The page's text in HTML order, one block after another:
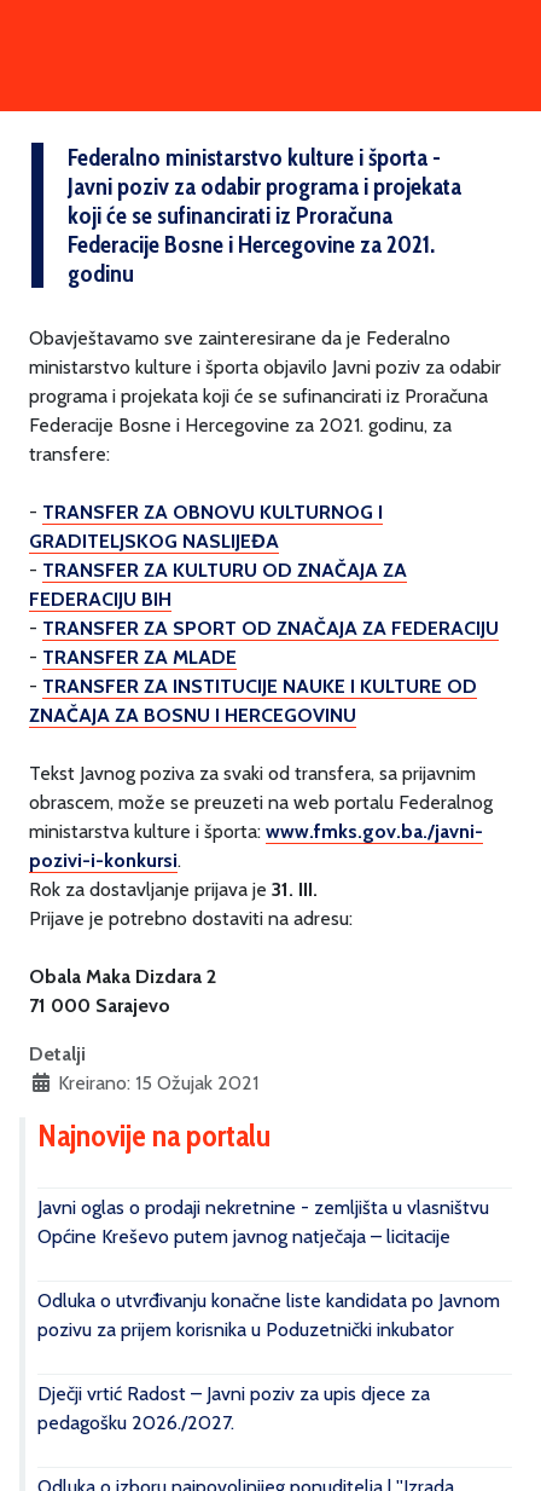
Federalno ministarstvo kulture i športa -
Javni poziv za odabir programa i projekata
koji će se sufinancirati iz Proračuna
Federacije Bosne i Hercegovine za 2021.
godinu
Obavještavamo sve zainteresirane da je Federalno
ministarstvo kulture i športa objavilo Javni poziv za odabir
programa i projekata koji će se sufinancirati iz Proračuna
Federacije Bosne i Hercegovine za 2021. godinu, za
transfere:
- TRANSFER ZA OBNOVU KULTURNOG I
GRADITELJSKOG NASLIJEĐA
- TRANSFER ZA KULTURU OD ZNAČAJA ZA
FEDERACIJU BIH
- TRANSFER ZA SPORT OD ZNAČAJA ZA FEDERACIJU
- TRANSFER ZA MLADE
- TRANSFER ZA INSTITUCIJE NAUKE I KULTURE OD
ZNAČAJA ZA BOSNU I HERCEGOVINU
Tekst Javnog poziva za svaki od transfera, sa prijavnim
obrascem, može se preuzeti na web portalu Federalnog
ministarstva kulture i športa: www.fmks.gov.ba./javni-
pozivi-i-konkursi.
Rok za dostavljanje prijava je 31. III.
Prijave je potrebno dostaviti na adresu:
Obala Maka Dizdara 2
71 000 Sarajevo
Detalji
Kreirano: 15 Ožujak 2021
Najnovije na portalu
Javni oglas o prodaji nekretnine - zemljišta u vlasništvu
Općine Kreševo putem javnog natječaja – licitacije
Odluka o utvrđivanju konačne liste kandidata po Javnom
pozivu za prijem korisnika u Poduzetnički inkubator
Dječji vrtić Radost – Javni poziv za upis djece za
pedagošku 2026./2027.